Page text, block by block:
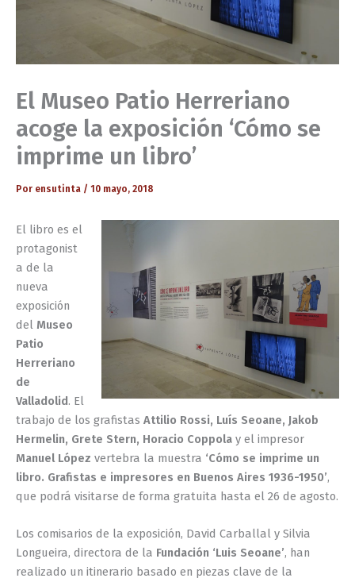
El Museo Patio Herreriano
acoge la exposición ‘Cómo se
imprime un libro’
Por ensutinta / 10 mayo, 2018
El libro es el
protagonist
a de la
nueva
exposición
del Museo
Patio
Herreriano
de
Valladolid. El
trabajo de los grafistas Attilio Rossi, Luís Seoane, Jakob
Hermelin, Grete Stern, Horacio Coppola y el impresor
Manuel López vertebra la muestra ‘Cómo se imprime un
libro. Grafistas e impresores en Buenos Aires 1936-1950’,
que podrá visitarse de forma gratuita hasta el 26 de agosto.
Los comisarios de la exposición, David Carballal y Silvia
Longueira, directora de la Fundación ‘Luis Seoane’, han
realizado un itinerario basado en piezas clave de la